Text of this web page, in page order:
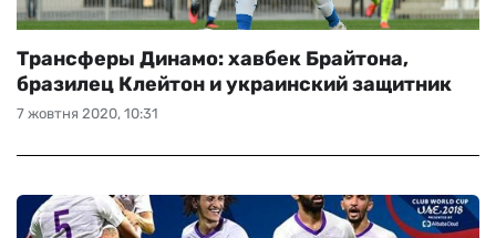
7 жовтня 2020, 10:31
Трансферы Динамо: хавбек Брайтона,
бразилец Клейтон и украинский защитник